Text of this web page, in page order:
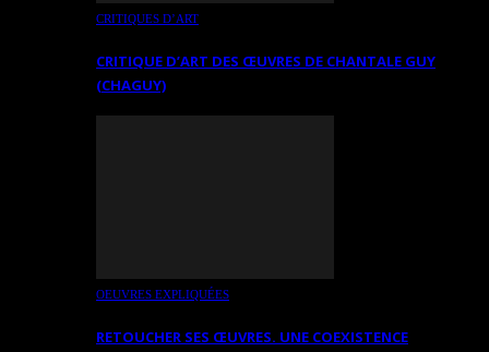
CRITIQUES D’ART
CRITIQUE D’ART DES ŒUVRES DE CHANTALE GUY
(CHAGUY)
OEUVRES EXPLIQUÉES
RETOUCHER SES ŒUVRES. UNE COEXISTENCE